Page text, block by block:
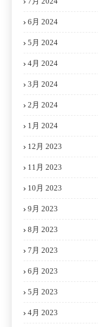
6月 2024
5月 2024
4月 2024
3月 2024
2月 2024
1月 2024
12月 2023
11月 2023
10月 2023
9月 2023
8月 2023
7月 2023
6月 2023
5月 2023
4月 2023